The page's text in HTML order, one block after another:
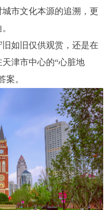
市文化本源的追溯，更
如旧仅供观赏，还是在
津市中心的“心脏地
案。